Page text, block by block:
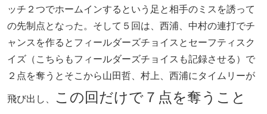
ッチ２つでホームインするという足と相手のミスを誘って
の先制点となった。そして５回は、西浦、中村の連打でチ
ャンスを作るとフィールダーズチョイスとセーフティスク
イズ（こちらもフィールダーズチョイスも記録させる）で
２点を奪うとそこから山田哲、村上、西浦にタイムリーが
飛び出し、
この回だけで７点を奪うこと